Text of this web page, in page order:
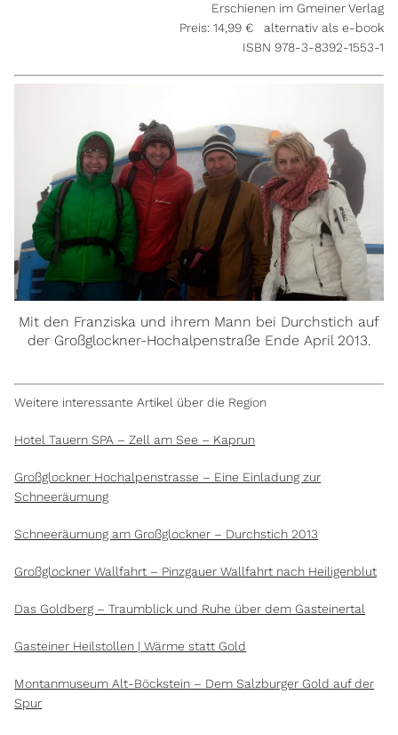
Erschienen im Gmeiner Verlag
Preis: 14,99 € alternativ als e-book
ISBN 978-3-8392-1553-1
Mit den Franziska und ihrem Mann bei Durchstich auf
der Großglockner-Hochalpenstraße Ende April 2013.
Weitere interessante Artikel über die Region
Hotel Tauern SPA – Zell am See – Kaprun
Großglockner Hochalpenstrasse – Eine Einladung zur
Schneeräumung
Schneeräumung am Großglockner – Durchstich 2013
Großglockner Wallfahrt – Pinzgauer Wallfahrt nach Heiligenblut
Das Goldberg – Traumblick und Ruhe über dem Gasteinertal
Gasteiner Heilstollen | Wärme statt Gold
Montanmuseum Alt-Böckstein – Dem Salzburger Gold auf der
Spur